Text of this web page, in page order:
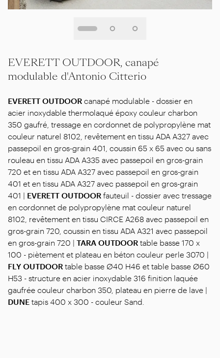
EVERETT OUTDOOR, canapé
modulable d'Antonio Citterio
EVERETT OUTDOOR canapé modulable - dossier en
acier inoxydable thermolaqué époxy couleur charbon
350 gaufré, tressage en cordonnet de polypropylène mat
couleur naturel 8102, revêtement en tissu ADA A327 avec
passepoil en gros-grain 401, coussin 65 x 65 avec ou sans
rouleau en tissu ADA A335 avec passepoil en gros-grain
720 et en tissu ADA A327 avec passepoil en gros-grain
401 et en tissu ADA A327 avec passepoil en gros-grain
401 | EVERETT OUTDOOR fauteuil - dossier avec tressage
en cordonnet de polypropylène mat couleur naturel
8102, revêtement en tissu CIRCE A268 avec passepoil en
gros-grain 720, coussin en tissu ADA A321 avec passepoil
en gros-grain 720 | TARA OUTDOOR table basse 170 x
100 - piètement et plateau en béton couleur perle 3070 |
FLY OUTDOOR table basse Ø40 H46 et table basse Ø60
H53 - structure en acier inoxydable 316 finition laquée
gaufrée couleur charbon 350, plateau en pierre de lave |
DUNE tapis 400 x 300 - couleur Sand.